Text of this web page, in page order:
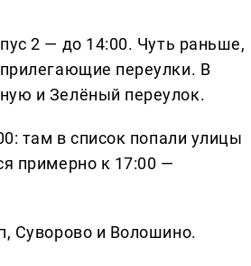
2 — до 14:00. Чуть раньше,
переулки. В
и Зелёный переулок.
там в список попали улицы
примерно к 17:00 —
Суворово и Волошино.